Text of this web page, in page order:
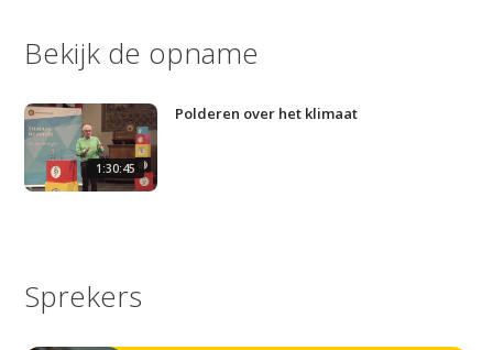
Bekijk de opname
1:30:45
Polderen over het klimaat
Sprekers